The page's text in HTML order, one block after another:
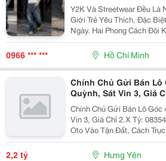
Y2K Và Streetwear Đều Là
Giới Trẻ Yêu Thích, Đặc
Ngày. Hai Phong Cách Đôi
Đồng Như Trang Phục
Hưởng Từ Văn Hóa
0966 *** *** Hồ Chí Minh
Chính Chủ Gửi Bán Lô
Quỳnh, Sát Vin 3, Giá
Chính Chủ Gửi Bán Lô
Vin 3, Giá Chỉ 2.X Tỷ: 0835459289 - V Ị Trí
Oto Vào Tận Đất, Cách Trục
Phút Di Chuyển Ra Vin 2,3 - Khoảng 300M Ra Đường
Quốc Lộ 5A - Di
2,2 tỷ Hưng Yên